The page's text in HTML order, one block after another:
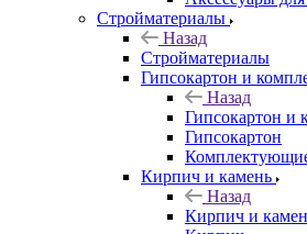
Стройматериалы
Назад
Стройматериалы
Гипсокартон и
Назад
Гипсокартон и
Гипсокартон
Кирпич и камень
Назад
Кирпич и